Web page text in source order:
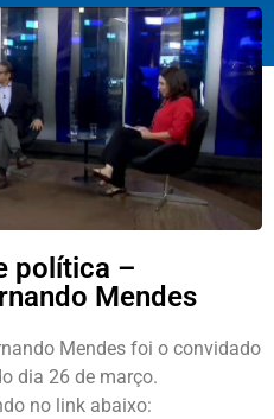
política –
Mendes
Mendes foi o convidado
dia 26 de março.
no link abaixo: